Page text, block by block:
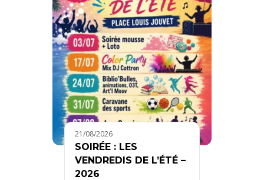
21/08/2026
SOIRÉE : LES
VENDREDIS DE L’ÉTÉ –
2026